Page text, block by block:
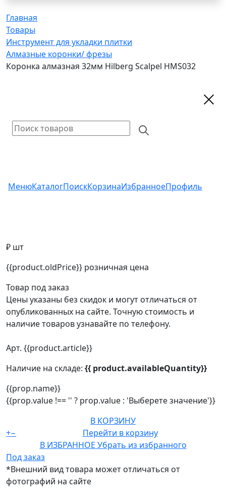
Главная
Товары
Инструмент для укладки плитки
Алмазные коронки/ фрезы
Коронка алмазная 32мм Hilberg Scalpel HMS032
МенюКаталогПоискКорзинаИзбранноеПрофиль
₽ шт
{{product.oldPrice}} розничная цена
Товар под заказ
Цены указаны без скидок и могут отличаться от
опубликованных на сайте. Точную стоимость и
наличие товаров узнавайте по телефону.
Арт. {{product.article}}
Наличие на складе: {{ product.availableQuantity}}
{{prop.name}}
{{prop.value !== '' ? prop.value : 'Выберете значение'}}
В КОРЗИНУ
+−
Перейти в корзину
В ИЗБРАННОЕ Убрать из избранного
Под заказ
*Внешний вид товара может отличаться от
фотографий на сайте